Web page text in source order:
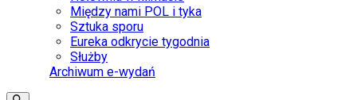
Między nami POL i tyka
Sztuka sporu
Eureka odkrycie tygodnia
Służby
Archiwum e-wydań